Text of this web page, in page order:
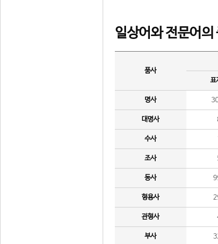
일상어와 전문어의
품사
표
명사
대명사
수사
조사
동사
형용사
관형사
부사